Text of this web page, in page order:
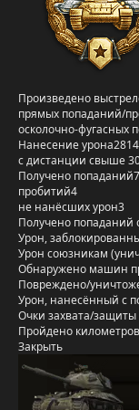
Произведено
прямых попаданий/
осколочно-фугасных
Нанесение урона2814
с дистанции свыше
Получено попаданий7
пробитий4
не нанёсших урон3
Получено попаданий
Урон,
Урон союзникам
Обнаружено машин
Повреждено/
Урон, нанесённый с
Очки захвата/защиты
Пройдено километров
Закрыть